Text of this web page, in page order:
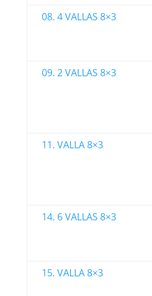
08. 4 VALLAS 8×3
09. 2 VALLAS 8×3
11. VALLA 8×3
14. 6 VALLAS 8×3
15. VALLA 8×3